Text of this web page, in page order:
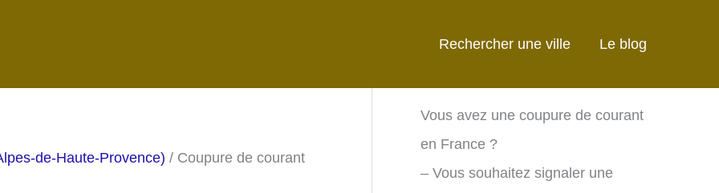
Rechercher une ville Le blog
de-Haute-Provence) / Coupure de courant
Vous avez une coupure de courant
en France ?
– Vous souhaitez signaler une